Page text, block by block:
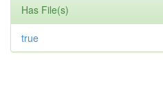
Has File(s)
true